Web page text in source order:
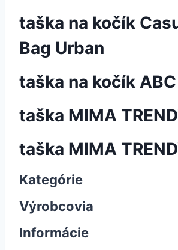
taška na kočík
Bag Urban
taška na kočík
taška MIMA
taška MIMA
Kategórie
Výrobcovia
Informácie